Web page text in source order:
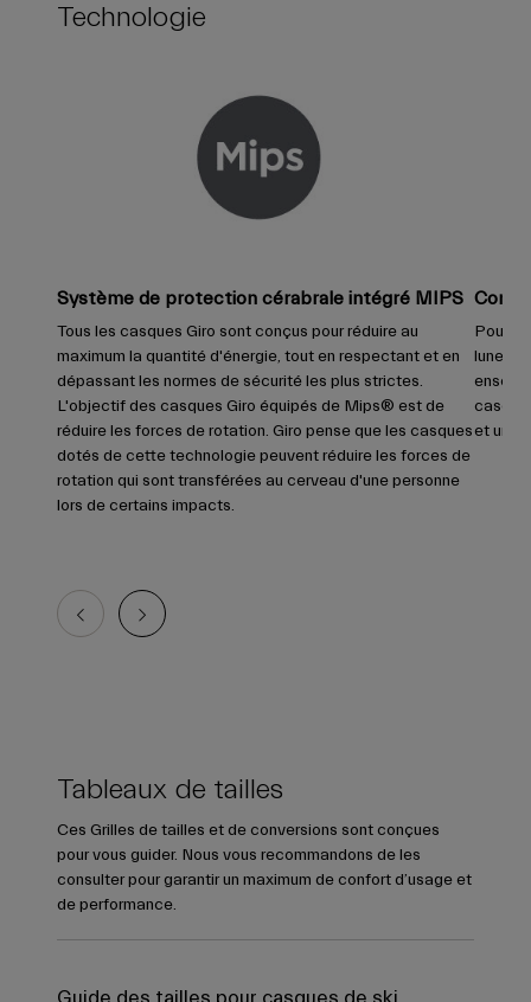
Technologie
Système de protection cérabrale intégré MIPS
Tous les casques Giro sont conçus pour réduire au
maximum la quantité d'énergie, tout en respectant et en
dépassant les normes de sécurité les plus strictes.
L'objectif des casques Giro équipés de Mips® est de
réduire les forces de rotation. Giro pense que les casques
dotés de cette technologie peuvent réduire les forces de
rotation qui sont transférées au cerveau d'une personne
lors de certains impacts.
Pour
et un
Tableaux de tailles
Ces Grilles de tailles et de conversions sont conçues
pour vous guider. Nous vous recommandons de les
consulter pour garantir un maximum de confort d’usage et
de performance.
Guide des tailles pour casques de ski